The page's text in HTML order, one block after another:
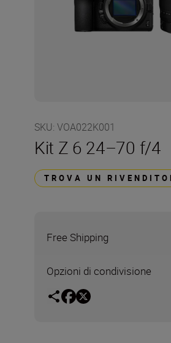
SKU: VOA022K001
Kit Z 6 24–70 f/4
TROVA UN
Free Shipping
Opzioni di condivisione